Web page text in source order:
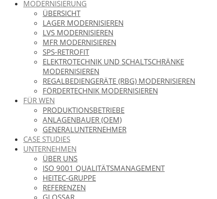
MODERNISIERUNG
ÜBERSICHT
LAGER MODERNISIEREN
LVS MODERNISIEREN
MFR MODERNISIEREN
SPS-RETROFIT
ELEKTROTECHNIK UND SCHALTSCHRÄNKE
MODERNISIEREN
REGALBEDIENGERÄTE (RBG) MODERNISIEREN
FÖRDERTECHNIK MODERNISIEREN
FÜR WEN
PRODUKTIONSBETRIEBE
ANLAGENBAUER (OEM)
GENERALUNTERNEHMER
CASE STUDIES
UNTERNEHMEN
ÜBER UNS
ISO 9001 QUALITÄTSMANAGEMENT
HEITEC-GRUPPE
REFERENZEN
GLOSSAR